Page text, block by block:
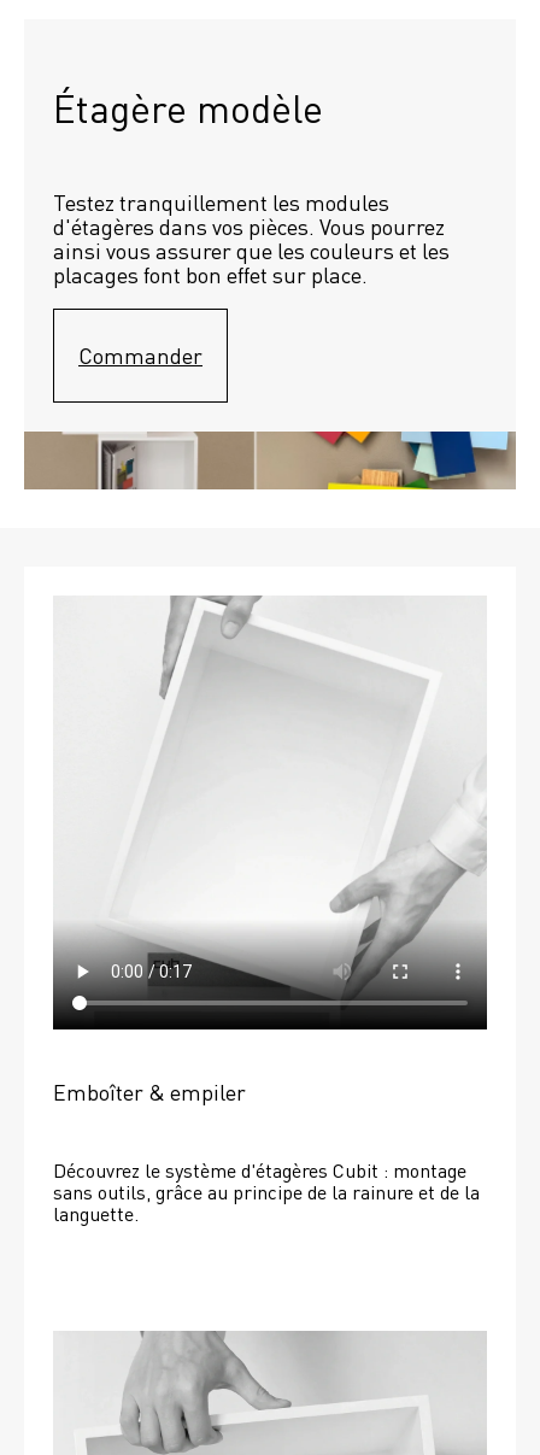
Étagère modèle
Testez tranquillement les modules
d'étagères dans vos pièces. Vous pourrez
ainsi vous assurer que les couleurs et les
placages font bon effet sur place.
Commander
Emboîter & empiler
Découvrez le système d'étagères Cubit : montage
sans outils, grâce au principe de la rainure et de la
languette.